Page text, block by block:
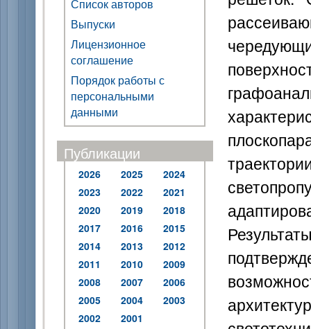
Список авторов
Выпуски
Лицензионное
соглашение
Порядок работы с
персональными
данными
Публикации
2026 2025
2024
2023
2022
2021
2020
2019
2018
2017
2016
2015
2014
2013
2012
2011
2010
2009
2008
2007
2006
2005
2004
2003
2002
2001